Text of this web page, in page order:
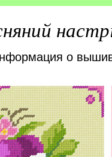
о